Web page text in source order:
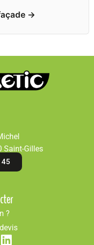
→
Saint-Gilles
?